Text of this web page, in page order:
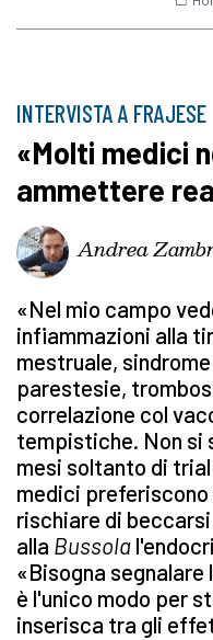
INTERVISTA A FRAJESE
«Molti medici
ammettere
Andrea
«Nel mio campo
infiammazioni alla
mestruale,
parestesie,
correlazione col
tempistiche. Non si
mesi soltanto di
medici preferiscono
rischiare di
alla Bussola
«Bisogna
è l'unico modo per
inserisca tra gli